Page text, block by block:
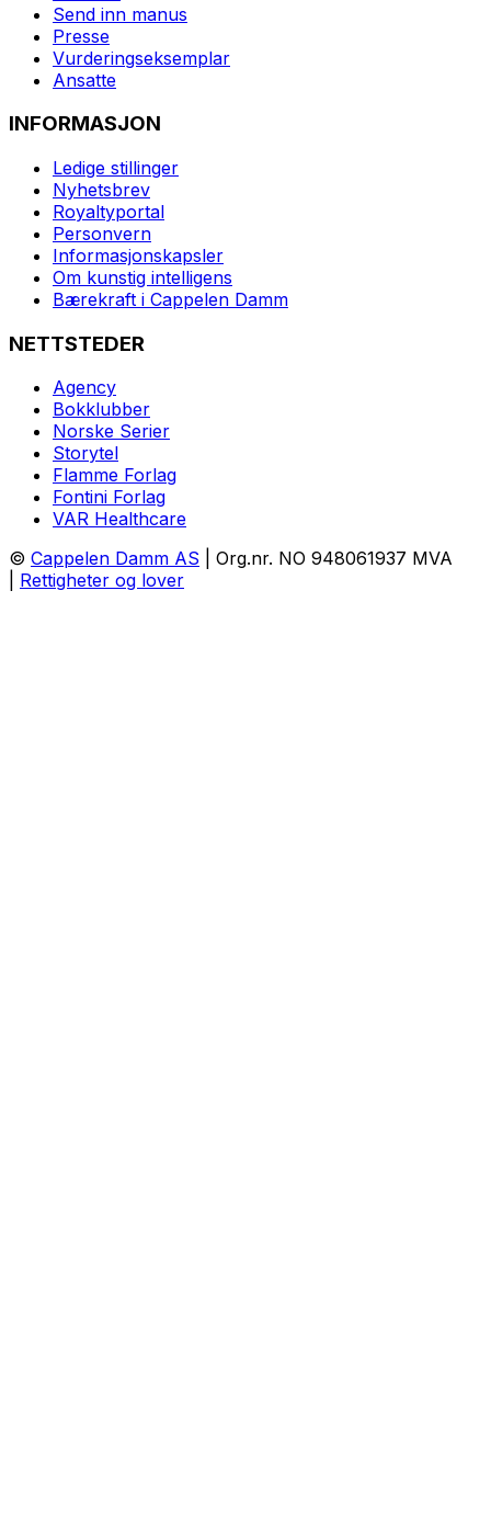
Send inn manus
Presse
Vurderingseksemplar
Ansatte
INFORMASJON
Ledige stillinger
Nyhetsbrev
Royaltyportal
Personvern
Informasjonskapsler
Om kunstig intelligens
Bærekraft i Cappelen Damm
NETTSTEDER
Agency
Bokklubber
Norske Serier
Storytel
Flamme Forlag
Fontini Forlag
VAR Healthcare
© Cappelen Damm AS | Org.nr. NO 948061937 MVA
Rettigheter og lover